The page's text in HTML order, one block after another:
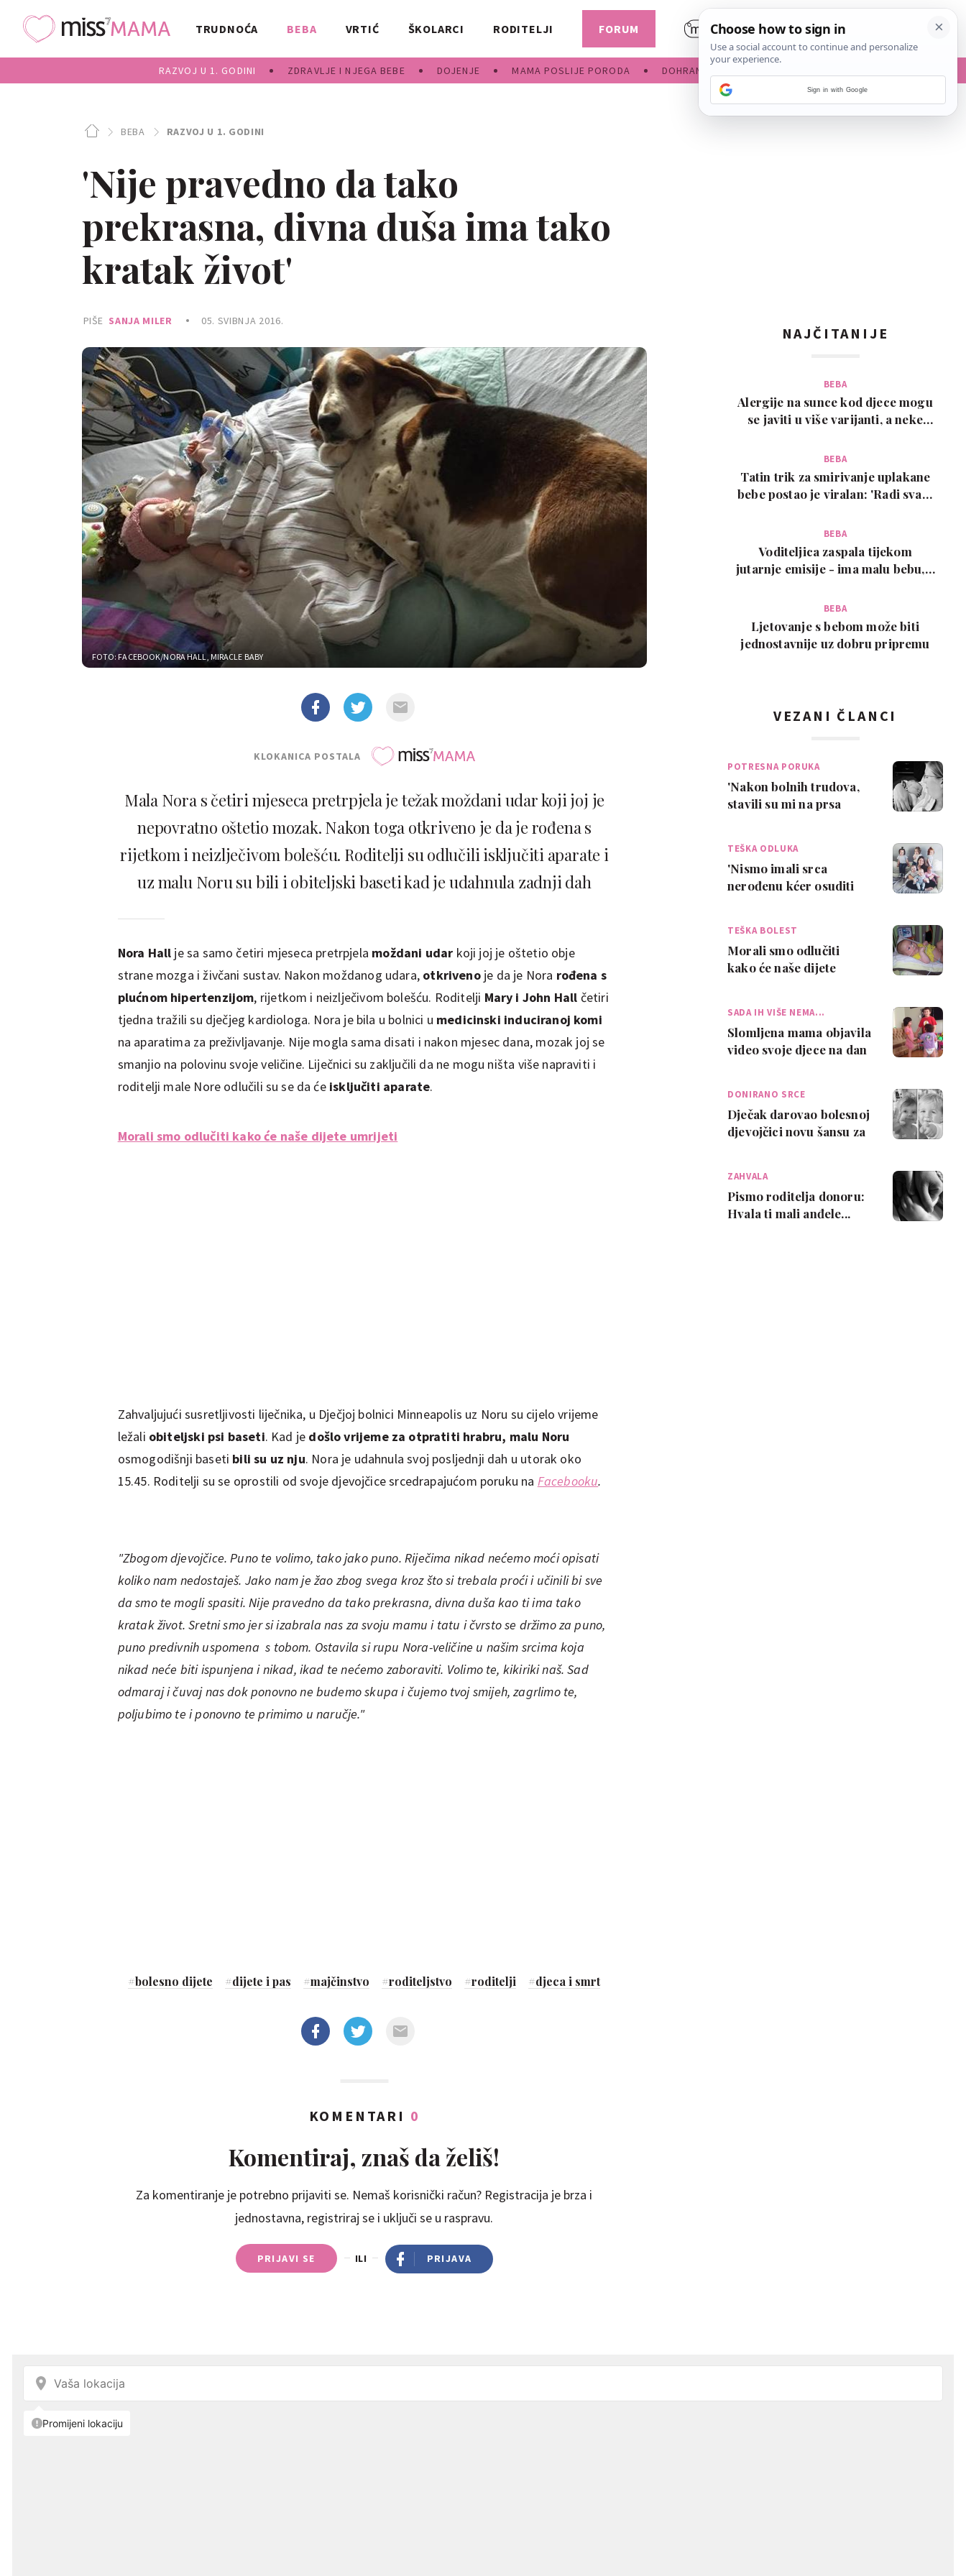
TRUDNOĆA BEBA
RAZVOJ U 1. GODINI ZDRAVLJE I NJEGA BEBE DOJENJE MAMA POSLIJE PORODA DOHRANA
VRTIĆ ŠKOLARCI RODITELJI FORUM
BEBA RAZVOJ U 1. GODINI
'Nije pravedno da tako
prekrasna, divna duša ima tako
kratak život'
PIŠE SANJA MILER 05. SVIBNJA 2016.
FOTO: FACEBOOK/NORA HALL, MIRACLE BABY
KLOKANICA POSTALA
Mala Nora s četiri mjeseca pretrpjela je težak moždani udar koji joj je
nepovratno oštetio mozak. Nakon toga otkriveno je da je rođena s
rijetkom i neizlječivom bolešću. Roditelji su odlučili isključiti aparate i
uz malu Noru su bili i obiteljski baseti kad je udahnula zadnji dah
Nora Hall jesa samo četiri mjeseca pretrpjela moždani udar koji joj je oštetio obje
strane mozga i živčani sustav. Nakon moždanog udara, otkriveno je da je Nora rođena s
plućnom hipertenzijom, rijetkom i neizlječivom bolešću. Roditelji Mary i John Hall četiri
tjedna tražili su dječjeg kardiologa. Nora je bila u bolnici u medicinski induciranoj komi
na aparatima za preživljavanje. Nije mogla sama disati i nakon mjesec dana, mozak joj se
smanjio na polovinu svoje veličine. Liječnici su zaključili da ne mogu ništa više napraviti i
roditelji male Nore odlučili su se da će isključiti aparate.
Morali smo odlučiti kako će naše dijete umrijeti
Zahvaljujući susretljivosti liječnika, u Dječjoj bolnici Minneapolis uz Noru su cijelo vrijeme
ležali obiteljski psi baseti. Kad je došlo vrijeme za otpratiti hrabru, malu Noru
osmogodišnji baseti bili su uz nju. Nora je udahnula svoj posljednji dah u utorak oko
15.45. Roditelji su se oprostili od svoje djevojčice srcedrapajućom poruku na Facebooku.
"Zbogom djevojčice. Puno te volimo, tako jako puno. Riječima nikad nećemo moći opisati
koliko nam nedostaješ. Jako nam je žao zbog svega kroz što si trebala proći i učinili bi sve
da smo te mogli spasiti. Nije pravedno da tako prekrasna, divna duša kao ti ima tako
kratak život. Sretni smo jer si izabrala nas za svoju mamu i tatu i čvrsto se držimo za puno,
puno predivnih uspomena s tobom. Ostavila si rupu Nora-veličine u našim srcima koja
nikad neće biti ispunjena i nikad, ikad te nećemo zaboraviti. Volimo te, kikiriki naš. Sad
odmaraj i čuvaj nas dok ponovno ne budemo skupa i čujemo tvoj smijeh, zagrlimo te,
poljubimo te i ponovno te primimo u naručje."
#bolesno dijete #dijete i pas #majčinstvo #roditeljstvo #roditelji #djeca i smrt
KOMENTARI 0
Komentiraj, znaš da želiš!
Za komentiranje je potrebno prijaviti se. Nemaš korisnički račun? Registracija je brza i
jednostavna, registriraj se i uključi se u raspravu.
PRIJAVI SE ILI PRIJAVA
NAJČITANIJE
BEBA
Alergije na sunce kod djece mogu
se javiti u više varijanti, a neke
BEBA
Tatin trik za smirivanje uplakane
bebe postao je viralan: 'Radi svaki
BEBA
Voditeljica zaspala tijekom
jutarnje emisije - ima malu bebu, a
BEBA
Ljetovanje s bebom može biti
jednostavnije uz dobru pripremu
VEZANI ČLANCI
POTRESNA PORUKA
'Nakon bolnih trudova,
stavili su mi na prsa
TEŠKA ODLUKA
'Nismo imali srca
nerođenu kćer osuditi
TEŠKA BOLEST
Morali smo odlučiti
kako će naše dijete
SADA IH VIŠE NEMA...
Slomljena mama objavila
video svoje djece na dan
DONIRANO SRCE
Dječak darovao bolesnoj
djevojčici novu šansu za
ZAHVALA
Pismo roditelja donoru:
Hvala ti mali anđele...
Sign in with Google